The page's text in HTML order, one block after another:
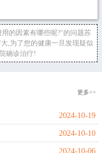
的因素有哪些呢?"的问题苏
,为了您的健康一旦发现疑似
确诊治疗!
更多>>
2024-10-19
2024-10-10
2024-10-06